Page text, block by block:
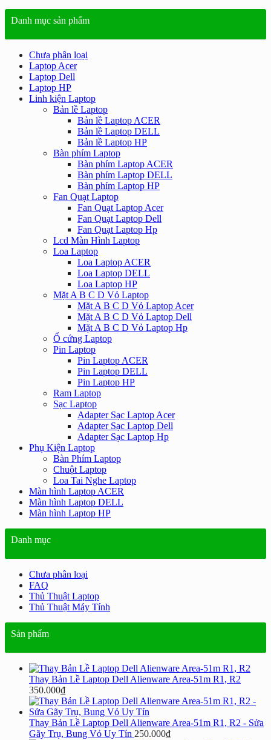
Danh mục sản phẩm
Chưa phân loại
Laptop Acer
Laptop Dell
Laptop HP
Linh kiện Laptop
Bản lề Laptop
Bản lề Laptop ACER
Bản lề Laptop DELL
Bản lề Laptop HP
Bàn phím Laptop
Bàn phím Laptop ACER
Bàn phím Laptop DELL
Bàn phím Laptop HP
Fan Quạt Laptop
Fan Quạt Laptop Acer
Fan Quạt Laptop Dell
Fan Quạt Laptop Hp
Lcd Màn Hình Laptop
Loa Laptop
Loa Laptop ACER
Loa Laptop DELL
Loa Laptop HP
Mặt A B C D Vỏ Laptop
Mặt A B C D Vỏ Laptop Acer
Mặt A B C D Vỏ Laptop Dell
Mặt A B C D Vỏ Laptop Hp
Ổ cứng Laptop
Pin Laptop
Pin Laptop ACER
Pin Laptop DELL
Pin Laptop HP
Ram Laptop
Sạc Laptop
Adapter Sạc Laptop Acer
Adapter Sạc Laptop Dell
Adapter Sạc Laptop Hp
Phụ Kiện Laptop
Bàn Phím Laptop
Chuột Laptop
Loa Tai Nghe Laptop
Màn hình Laptop ACER
Màn hình Laptop DELL
Màn hình Laptop HP
Danh mục
Chưa phân loại
FAQ
Thủ Thuật Laptop
Thủ Thuật Máy Tính
Sản phẩm
Thay Bản Lề Laptop Dell Alienware Area-51m R1, R2
350.000₫
Thay Bản Lề Laptop Dell Alienware Area-51m R1, R2 - Sửa
Gãy Trụ, Bung Vỏ Uy Tín 250.000₫